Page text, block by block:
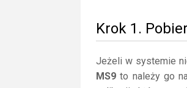
Krok 1.
Jeżeli w systemie
MS9 to należy go